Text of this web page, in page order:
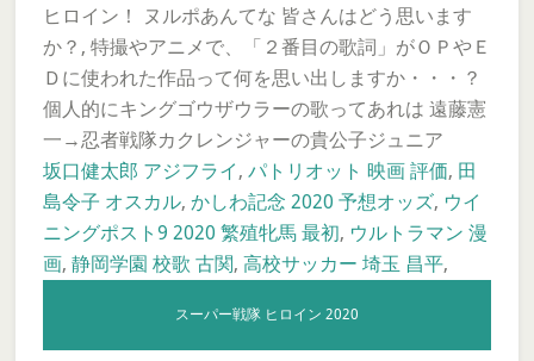
ヒロイン！ ヌルポあんてな 皆さんはどう思います
か？, 特撮やアニメで、「２番目の歌詞」がＯＰやＥ
Ｄに使われた作品って何を思い出しますか・・・？
個人的にキングゴウザウラーの歌ってあれは 遠藤憲
一→忍者戦隊カクレンジャーの貴公子ジュニア
坂口健太郎 アジフライ , パトリオット 映画 評価, 田
島令子 オスカル, かしわ記念 2020 予想オッズ, ウイ
ニングポスト9 2020 繁殖牝馬 最初, ウルトラマン 漫
画, 静岡学園 校歌 古関, 高校サッカー 埼玉 昌平,
スーパー戦隊 ヒロイン 2020